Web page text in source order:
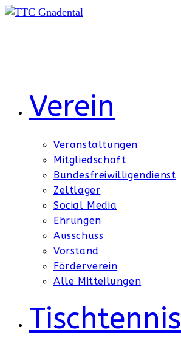
Zum
Verein
Veranstaltungen
Mitgliedschaft
Bundesfreiwilligendienst
Zeltlager
Social Media
Ehrungen
Ausschuss
Vorstand
Förderverein
Alle Mitteilungen
Tischtennis